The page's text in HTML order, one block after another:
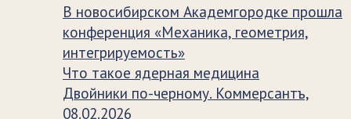
В новосибирском Академгородке прошла
конференция «Механика, геометрия,
интегрируемость»
Что такое ядерная медицина
Двойники по-черному. Коммерсантъ,
08.02.2026